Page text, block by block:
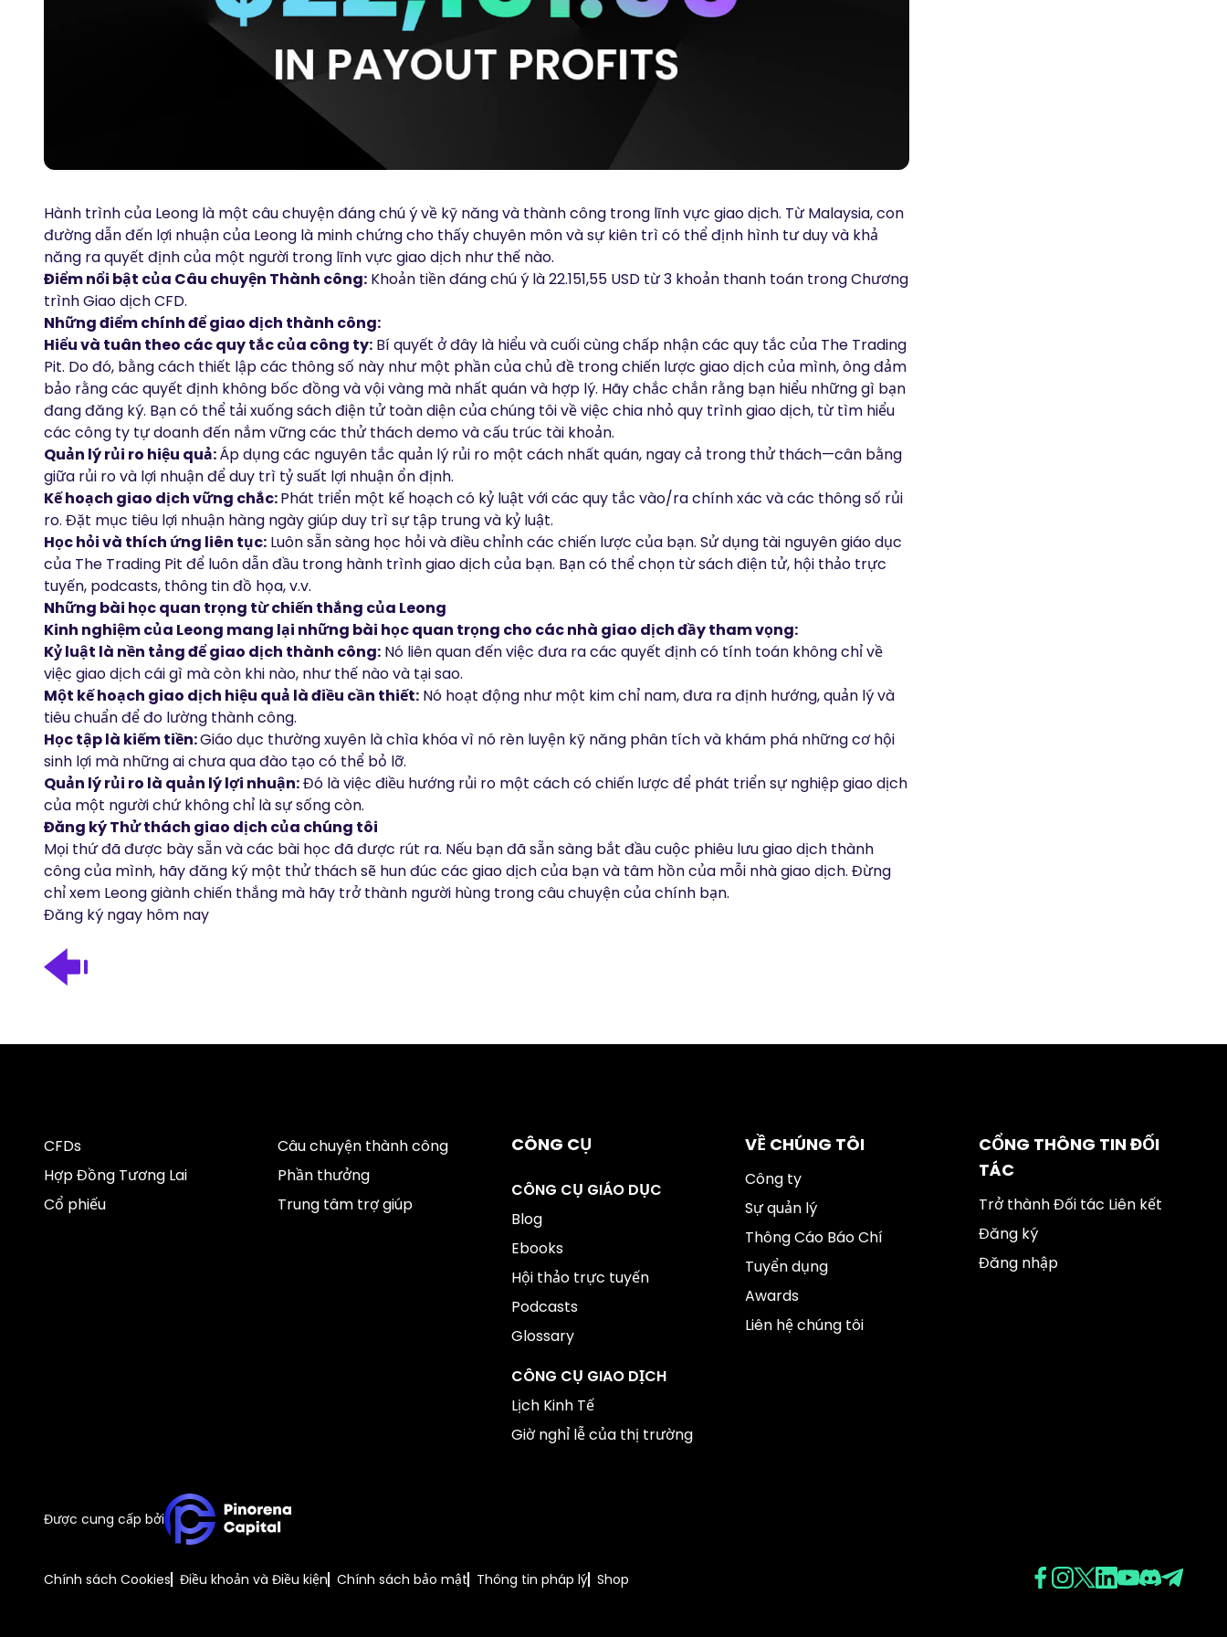
Hành trình của Leong là một câu chuyện đáng chú ý về kỹ năng và thành công trong lĩnh vực giao dịch. Từ Malaysia, con
đường dẫn đến lợi nhuận của Leong là minh chứng cho thấy chuyên môn và sự kiên trì có thể định hình tư duy và khả
năng ra quyết định của một người trong lĩnh vực giao dịch như thế nào.
Điểm nổi bật của Câu chuyện Thành công: Khoản tiền đáng chú ý là 22.151,55 USD từ 3 khoản thanh toán trong Chương
trình Giao dịch CFD.
Những điểm chính để giao dịch thành công:
Hiểu và tuân theo các quy tắc của công ty: Bí quyết ở đây là hiểu và cuối cùng chấp nhận các quy tắc của The Trading
Pit. Do đó, bằng cách thiết lập các thông số này như một phần của chủ đề trong chiến lược giao dịch của mình, ông đảm
bảo rằng các quyết định không bốc đồng và vội vàng mà nhất quán và hợp lý. Hãy chắc chắn rằng bạn hiểu những gì bạn
đang đăng ký. Bạn có thể tải xuốngsách điện tửtoàn diện của chúng tôi về việc chia nhỏ quy trình giao dịch, từ tìm hiểu
các công ty tự doanh đến nắm vững các thử thách demo và cấu trúc tài khoản.
Quản lý rủi ro hiệu quả:Áp dụng các nguyên tắc quản lý rủi ro một cách nhất quán, ngay cả trong thử thách—cân bằng
giữa rủi ro và lợi nhuận để duy trì tỷ suất lợi nhuận ổn định.
Kế hoạch giao dịch vững chắc:Phát triển một kế hoạch có kỷ luật với các quy tắc vào/ra chính xác và các thông số rủi
ro. Đặt mục tiêu lợi nhuận hàng ngày giúp duy trì sự tập trung và kỷ luật.
Học hỏi và thích ứng liên tục: Luôn sẵn sàng học hỏi và điều chỉnh các chiến lược của bạn. Sử dụng tài nguyên giáo dục
của The Trading Pit để luôn dẫn đầu trong hành trình giao dịch của bạn. Bạn có thể chọn từsách điện tử, hội thảo trực
tuyến, podcasts, thông tin đồ họa, v.v.
Những bài học quan trọng từ chiến thắng của Leong
Kinh nghiệm của Leong mang lại những bài học quan trọng cho các nhà giao dịch đầy tham vọng:
Kỷ luật là nền tảng để giao dịch thành công: Nó liên quan đến việc đưa ra các quyết định có tính toán không chỉ về
việc giao dịch cái gì mà còn khi nào, như thế nào và tại sao.
Một kế hoạch giao dịch hiệu quả là điều cần thiết: Nó hoạt động như một kim chỉ nam, đưa ra định hướng, quản lý và
tiêu chuẩn để đo lường thành công.
Học tập là kiếm tiền:Giáo dục thường xuyên là chìa khóa vì nó rèn luyện kỹ năng phân tích và khám phá những cơ hội
sinh lợi mà những ai chưa qua đào tạo có thể bỏ lỡ.
Quản lý rủi ro là quản lý lợi nhuận:Đó là việc điều hướng rủi ro một cách có chiến lược để phát triển sự nghiệp giao dịch
của một người chứ không chỉ là sự sống còn.
Đăng ký Thử thách giao dịch của chúng tôi
Mọi thứ đã được bày sẵn và các bài học đã được rút ra. Nếu bạn đã sẵn sàng bắt đầu cuộc phiêu lưu giao dịch thành
công của mình, hãy đăng ký một thử thách sẽ hun đúc các giao dịch của bạn và tâm hồn của mỗi nhà giao dịch. Đừng
chỉ xem Leong giành chiến thắng mà hãy trở thành người hùng trong câu chuyện của chính bạn.
Đăng ký ngay hôm nay
CFDs
Hợp Đồng Tương Lai
Cổ phiếu
Câu chuyện thành công
Phần thưởng
Trung tâm trợ giúp
CÔNG CỤ
CÔNG CỤ GIÁO DỤC
Blog
Ebooks
Hội thảo trực tuyến
Podcasts
Glossary
CÔNG CỤ GIAO DỊCH
Lịch Kinh Tế
Giờ nghỉ lễ của thị trường
VỀ CHÚNG TÔI
Công ty
Sự quản lý
Thông Cáo Báo Chí
Tuyển dụng
Awards
Liên hệ chúng tôi
CỔNG THÔNG TIN ĐỐI
TÁC
Trở thành Đối tác Liên kết
Đăng ký
Đăng nhập
Được cung cấp bởi
Chính sách Cookies Điều khoản và Điều kiện Chính sách bảo mật Thông tin pháp lý Shop